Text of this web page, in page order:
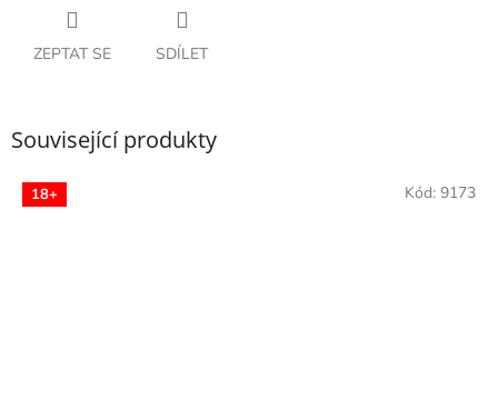
ZEPTAT SE SDÍLET
Související produkty
18+ Kód: 9173